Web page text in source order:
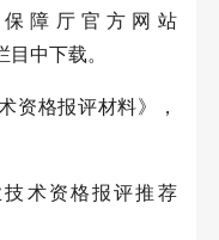
障厅官方网站
目中下载。
资格报评材料》，
术资格报评推荐